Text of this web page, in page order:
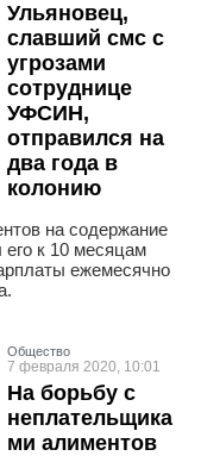
Ульяновец,
славший смс с
угрозами
сотруднице
УФСИН,
отправился на
два года в
колонию
на содержание
его к 10 месяцам
ежемесячно
Общество
7 февраля 2020, 10:01
На борьбу с
неплательщика
ми алиментов